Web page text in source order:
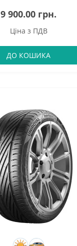
9 900.00 грн.
Ціна з ПДВ
ДО КОШИКА